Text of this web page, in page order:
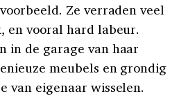
Ze verraden veel
en vooral hard labeur.
in de garage van haar
meubels en grondig
van eigenaar wisselen.